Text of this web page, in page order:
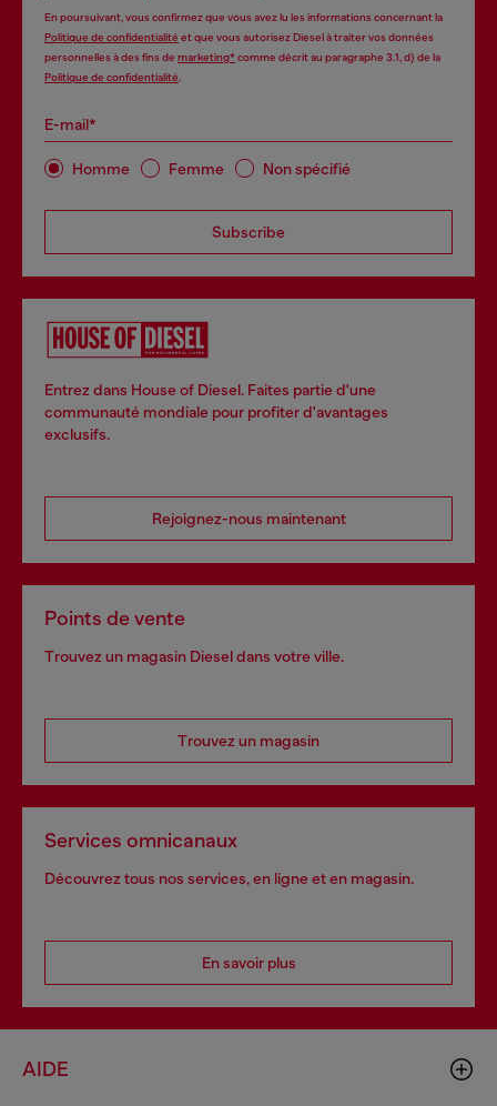
En poursuivant, vous confirmez que vous avez lu les informations concernant la
Politique de confidentialité et que vous autorisez Diesel à traiter vos données
personnelles à des fins de marketing*comme décrit au paragraphe 3.1, d) de la
Politique de confidentialité
E-mail*
Homme Femme Non spécifié
Subscribe
Entrez dans House of Diesel. Faites partie d'une
communauté mondiale pour profiter d'avantages
exclusifs.
Rejoignez-nous maintenant
Points de vente
Trouvez un magasin Diesel dans votre ville.
Trouvez un magasin
Services omnicanaux
Découvrez tous nos services, en ligne et en magasin.
En savoir plus
AIDE